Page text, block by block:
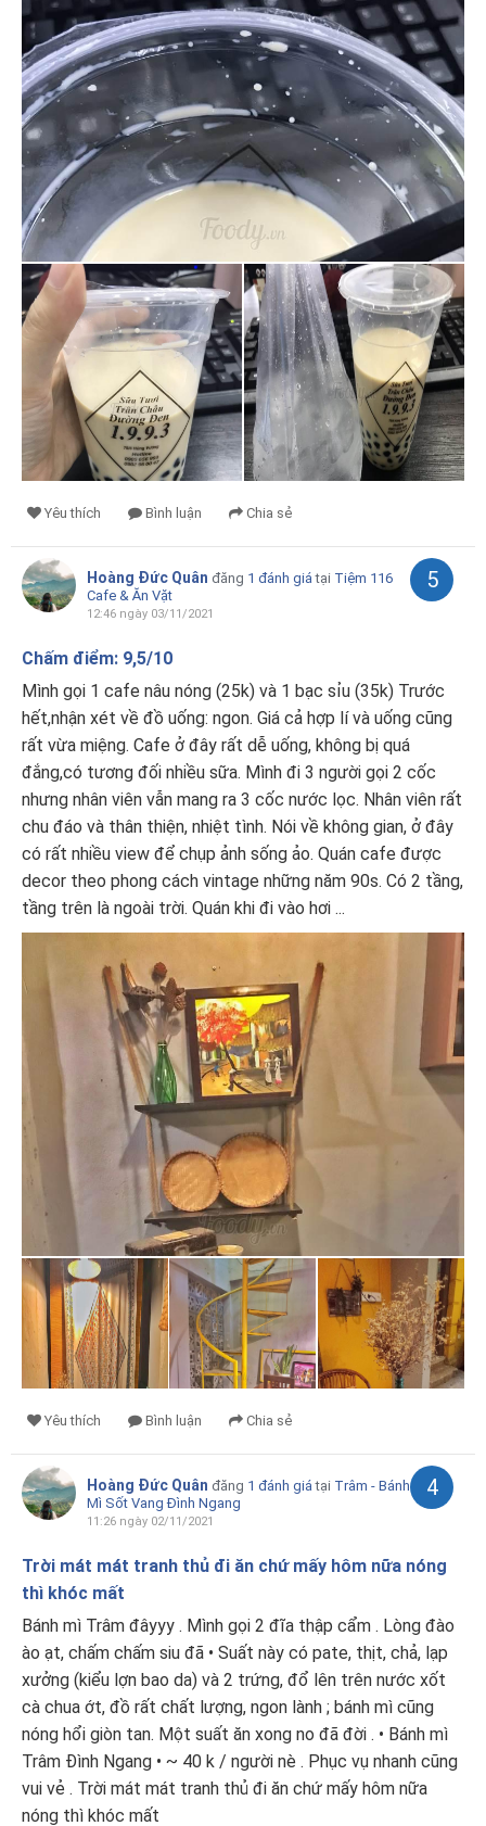
Yêu thích Bình luận Chia sẻ
Hoàng Đức Quân đăng 1 đánh giá tại Tiệm 116
Cafe & Ăn Vặt
12:46 ngày 03/11/2021
5
Chấm điểm: 9,5/10
Mình gọi 1 cafe nâu nóng (25k) và 1 bạc sỉu (35k) Trước
hết,nhận xét về đồ uống: ngon. Giá cả hợp lí và uống cũng
rất vừa miệng. Cafe ở đây rất dễ uống, không bị quá
đắng,có tương đối nhiều sữa. Mình đi 3 người gọi 2 cốc
nhưng nhân viên vẫn mang ra 3 cốc nước lọc. Nhân viên rất
chu đáo và thân thiện, nhiệt tình. Nói về không gian, ở đây
có rất nhiều view để chụp ảnh sống ảo. Quán cafe được
decor theo phong cách vintage những năm 90s. Có 2 tầng,
tầng trên là ngoài trời. Quán khi đi vào hơi ...
Yêu thích Bình luận Chia sẻ
Hoàng Đức Quân đăng 1 đánh giá tại Trâm - Bánh
Mì Sốt Vang Đình Ngang
11:26 ngày 02/11/2021
4
Trời mát mát tranh thủ đi ăn chứ mấy hôm nữa nóng
thì khóc mất
Bánh mì Trâm đâyyy . Mình gọi 2 đĩa thập cẩm . Lòng đào
ào ạt, chấm chấm siu đã • Suất này có pate, thịt, chả, lạp
xưởng (kiểu lợn bao da) và 2 trứng, đổ lên trên nước xốt
cà chua ớt, đồ rất chất lượng, ngon lành ; bánh mì cũng
nóng hổi giòn tan. Một suất ăn xong no đã đời . • Bánh mì
Trâm Đình Ngang • ~ 40 k / người nè . Phục vụ nhanh cũng
vui vẻ . Trời mát mát tranh thủ đi ăn chứ mấy hôm nữa
nóng thì khóc mất